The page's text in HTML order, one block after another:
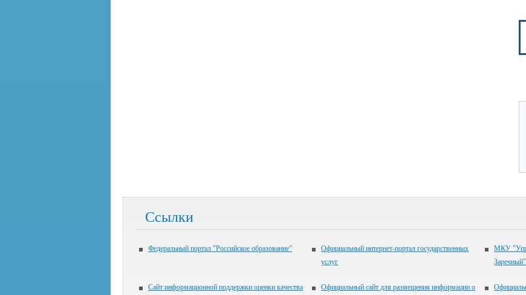
Ссылки
Федеральный портал "Российское образование"
Официальный интернет-портал государственных
услуг
МКУ
Заречный"
Сайт информационной поддержки оценки качества
Официальный сайт для размещения информации о